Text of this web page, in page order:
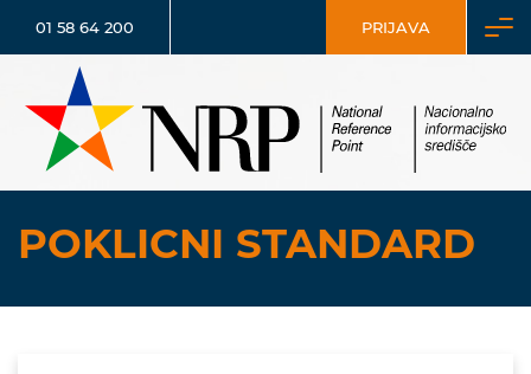
01 58 64 200 PRIJAVA
POKLICNI STANDARD